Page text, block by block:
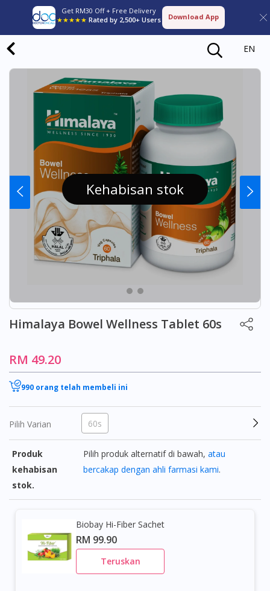
Get RM30 Off + Free Delivery
★★★★★ Rated by 2,500+ Users Download App
EN
Kehabisan stok
Himalaya Bowel Wellness Tablet 60s
RM 49.20
990 orang telah membeli ini
Pilih Varian 60s
Produk
kehabisan
stok.
Pilih produk alternatif di bawah,atau
bercakap dengan ahli farmasi kami.
Biobay Hi-Fiber Sachet
RM 99.90
Teruskan